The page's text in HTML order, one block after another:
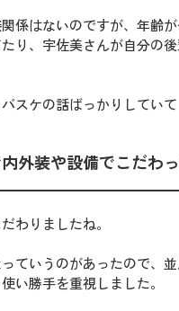
係はないのですが、年齢
り、宇佐美さんが自分の
スケの話ばっかりしていて
外装や設備でこだわ
わりましたね。
ていうのがあったので、
い勝手を重視しました。